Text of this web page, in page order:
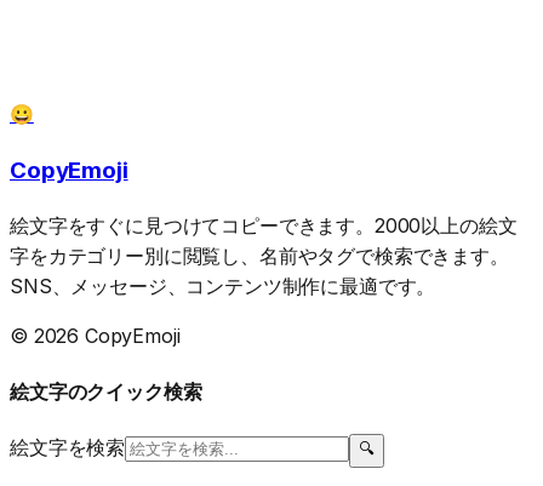
😀
CopyEmoji
絵文字をすぐに見つけてコピーできます。2000以上の絵文
字をカテゴリー別に閲覧し、名前やタグで検索できます。
SNS、メッセージ、コンテンツ制作に最適です。
© 2026 CopyEmoji
絵文字のクイック検索
絵文字を検索 🔍